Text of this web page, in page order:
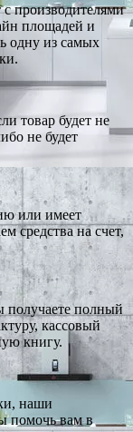
производителями
площадей и
одну из самых
товар будет не
не будет
или имеет
средства на счет,
получаете полный
кассовый
книгу.
наши
помочь вам в